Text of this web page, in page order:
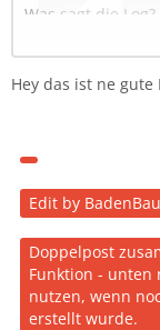
Was sagt die Log?
Am besten du
Standard
Einträge.
beachten ob die
Mfg
Hey das ist ne
Edit by
Doppelpost
Funktion - unten
nutzen, wenn
erstellt wurde.